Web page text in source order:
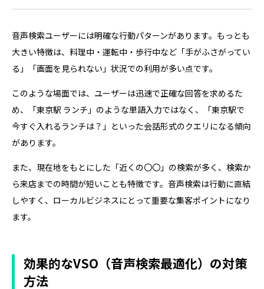
音声検索ユーザーには明確な行動パターンがあります。もっとも
大きい特徴は、料理中・運転中・歩行中など「手がふさがってい
る」「画面を見られない」状況での利用が多い点です。
このような場面では、ユーザーは迅速で正確な回答を求めるた
め、「東京駅 ランチ」のような単語入力ではなく、「東京駅で
今すぐ入れるランチは？」といった会話形式のクエリになる傾向
があります。
また、現在地をもとにした「近くの〇〇」の検索が多く、検索か
ら来店までの時間が短いことも特徴です。音声検索は行動に直結
しやすく、ローカルビジネスにとって重要な集客ポイントになり
ます。
効果的なVSO（音声検索最適化）の対策
方法